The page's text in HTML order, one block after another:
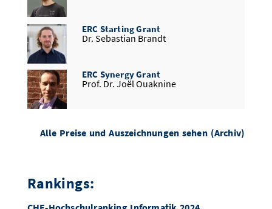
Google PhD Fellowship
DFG Emmy Noether-Förderung
DFG Emmy Noether-Förderung
Karol Węgrzycki
Toghrul Karimov
ERC Starting Grant
Dr. Sebastian Brandt
ERC Synergy Grant
Prof. Dr. Joël Ouaknine
Prof. Dr. Andreas Zeller
Alle Preise und Auszeichnungen sehen (Archiv)
Rankings: